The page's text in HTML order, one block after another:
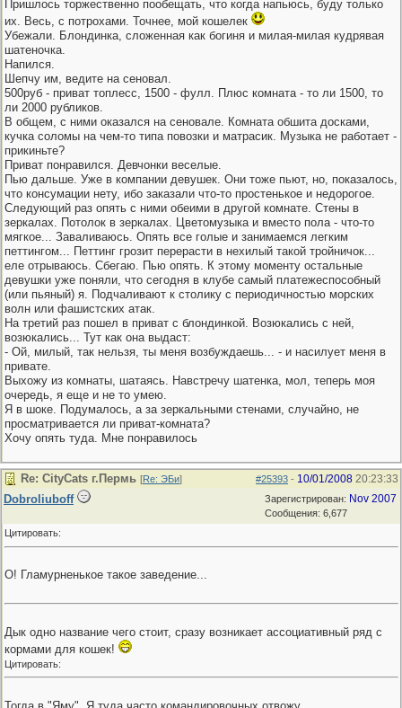
Пришлось торжественно пообещать, что когда напьюсь, буду только
их. Весь, с потрохами. Точнее, мой кошелек
Убежали. Блондинка, сложенная как богиня и милая-милая кудрявая
шатеночка.
Напился.
Шепчу им, ведите на сеновал.
500руб - приват топлесс, 1500 - фулл. Плюс комната - то ли 1500, то
ли 2000 рубликов.
В общем, с ними оказался на сеновале. Комната обшита досками,
кучка соломы на чем-то типа повозки и матрасик. Музыка не работает -
прикиньте?
Приват понравился. Девчонки веселые.
Пью дальше. Уже в компании девушек. Они тоже пьют, но, показалось,
что консумации нету, ибо заказали что-то простенькое и недорогое.
Следующий раз опять с ними обеими в другой комнате. Стены в
зеркалах. Потолок в зеркалах. Цветомузыка и вместо пола - что-то
мягкое... Заваливаюсь. Опять все голые и занимаемся легким
петтингом... Петтинг грозит перерасти в нехилый такой тройничок...
еле отрываюсь. Сбегаю. Пью опять. К этому моменту остальные
девушки уже поняли, что сегодня в клубе самый платежеспособный
(или пьяный) я. Подчаливают к столику с периодичностью морских
волн или фашистских атак.
На третий раз пошел в приват с блондинкой. Возюкались с ней,
возюкались... Тут как она выдаст:
- Ой, милый, так нельзя, ты меня возбуждаешь... - и насилует меня в
привате.
Выхожу из комнаты, шатаясь. Навстречу шатенка, мол, теперь моя
очередь, я еще и не то умею.
Я в шоке. Подумалось, а за зеркальными стенами, случайно, не
просматривается ли приват-комната?
Хочу опять туда. Мне понравилось
#25393 - 10/01/2008 20:23:33
Re: CityCats г.Пермь [Re: ЭБи]
Зарегистрирован: Nov 2007
Сообщения: 6,677
Dobroliuboff
Цитировать:
О! Гламурненькое такое заведение...
Дык одно название чего стоит, сразу возникает ассоциативный ряд с
кормами для кошек!
Цитировать: